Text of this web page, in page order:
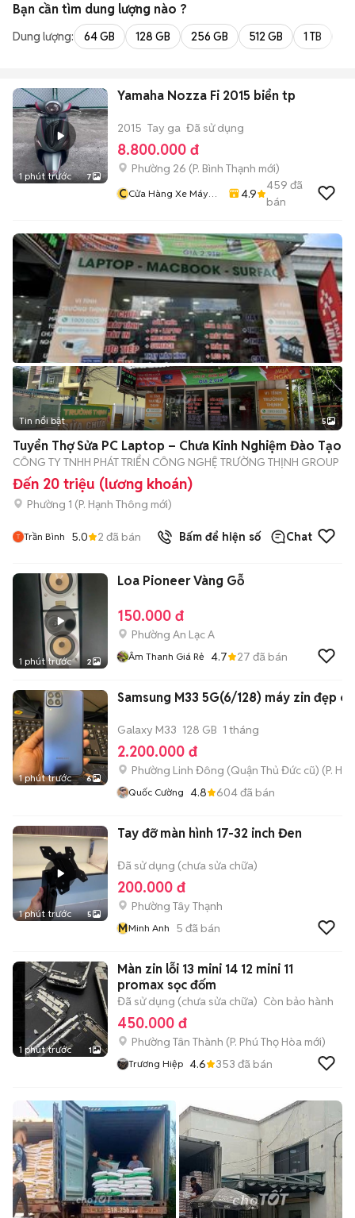
Bạn cần tìm dung lượng nào ?
Dung lượng: 64 GB 128 GB 256 GB 512 GB 1 TB
1 phút trước 7
Yamaha Nozza Fi 2015 biển tp
2015 Tay ga Đã sử dụng
8.800.000 đ
Phường 26 (P. Bình Thạnh mới)
CCửa Hàng Xe Máy
4.9
459 đã
bán
Tin nổi bật 5
Tuyển Thợ Sửa PC Laptop – Chưa Kinh Nghiệm Đào Tạo
CÔNG TY TNHH PHÁT TRIỂN CÔNG NGHỆ TRƯỜNG THỊNH GROUP
Đến 20 triệu (lương khoán)
Phường 1 (P. Hạnh Thông mới)
Trần Bình 5.0 2 đã bán Bấm để hiện số Chat
1 phút trước 2
Loa Pioneer Vàng Gỗ
150.000 đ
Phường An Lạc A
Âm Thanh Giá Rẻ 4.7 27 đã bán
1 phút trước 6
Samsung M33 5G(6/128) máy zin đẹp
Galaxy M33 128 GB 1 tháng
2.200.000 đ
Phường Linh Đông (Quận Thủ Đức cũ) (P.
Quốc Cường 4.8 604đã bán
1 phút trước 5
Tay đỡ màn hình 17-32 inch Đen
Đã sử dụng (chưa sửa chữa)
200.000 đ
Phường Tây Thạnh
MMinh Anh 5 đã bán
1 phút trước 1
Màn zin lỗi 13 mini 14 12 mini 11
promax sọc đốm
Đã sử dụng (chưa sửa chữa) Còn bảo hành
450.000 đ
Phường Tân Thành (P. Phú Thọ Hòa mới)
Trương Hiệp 4.6 353 đã bán